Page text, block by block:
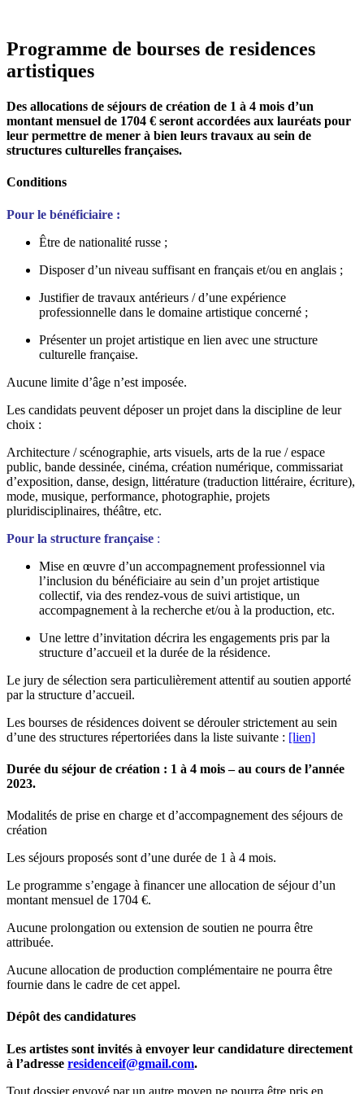
Programme de bourses de residences
artistiques
Des allocations de séjours de création de 1 à 4 mois d’un
montant mensuel de 1704 € seront accordées aux lauréats pour
leur permettre de mener à bien leurs travaux au sein de
structures culturelles françaises.
Conditions
Pour le bénéficiaire :
Être de nationalité russe ;
Disposer d’un niveau suffisant en français et/ou en anglais ;
Justifier de travaux antérieurs / d’une expérience
professionnelle dans le domaine artistique concerné ;
Présenter un projet artistique en lien avec une structure
culturelle française.
Aucune limite d’âge n’est imposée.
Les candidats peuvent déposer un projet dans la discipline de leur
choix :
Architecture / scénographie, arts visuels, arts de la rue / espace
public, bande dessinée, cinéma, création numérique, commissariat
d’exposition, danse, design, littérature (traduction littéraire, écriture),
mode, musique, performance, photographie, projets
pluridisciplinaires, théâtre, etc.
Pour la structure française :
Mise en œuvre d’un accompagnement professionnel via
l’inclusion du bénéficiaire au sein d’un projet artistique
collectif, via des rendez-vous de suivi artistique, un
accompagnement à la recherche et/ou à la production, etc.
Une lettre d’invitation décrira les engagements pris par la
structure d’accueil et la durée de la résidence.
Le jury de sélection sera particulièrement attentif au soutien apporté
par la structure d’accueil.
Les bourses de résidences doivent se dérouler strictement au sein
d’une des structures répertoriées dans la liste suivante : [lien]
Durée du séjour de création : 1 à 4 mois – au cours de l’année
2023.
Modalités de prise en charge et d’accompagnement des séjours de
création
Les séjours proposés sont d’une durée de 1 à 4 mois.
Le programme s’engage à financer une allocation de séjour d’un
montant mensuel de 1704 €.
Aucune prolongation ou extension de soutien ne pourra être
attribuée.
Aucune allocation de production complémentaire ne pourra être
fournie dans le cadre de cet appel.
Dépôt des candidatures
Les artistes sont invités à envoyer leur candidature directement
à l’adresse residenceif@gmail.com.
Tout dossier envoyé par un autre moyen ne pourra être pris en